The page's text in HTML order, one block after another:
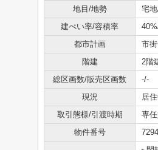
地目/地勢
宅
建ぺい率/容積率
都市計画
市
階建
2階
総区画数/販売区画数
-/-
現況
居
取引態様/引渡時期
専
物件番号